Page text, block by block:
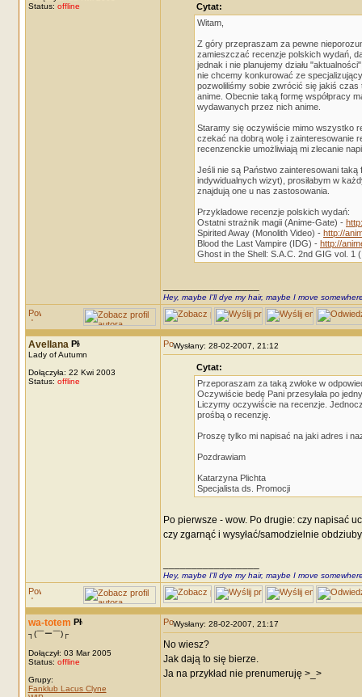
Status: offline
Cytat:
Witam,
Z góry przepraszam za pewne
zamieszczać recenzje polskich wydań,
jednak i nie planujemy działu
nie chcemy konkurować ze
pozwoliliśmy sobie zwrócić się jakiś
anime. Obecnie taką formę współpracy
wydawanych przez nich anime.
Staramy się oczywiście mimo wszystko
czekać na dobrą wolę i zainteresowanie
recenzenckie umożliwiają mi zlecanie
Jeśli nie są Państwo zainteresowani
indywidualnych wizyt), prosiłabym w
znajdują one u nas zastosowania.
Przykładowe recenzje polskich wydań:
Ostatni strażnik magii (Anime-Gate) -
Spirited Away (Monolith Video) - http://
Blood the Last Vampire (IDG) - http://
Ghost in the Shell: S.A.C. 2nd GIG vol. 1
Hey, maybe I'll dye my hair, maybe I move
Avellana
Lady of Autumn
Dołączyła: 22 Kwi 2003
Status: offline
Wysłany: 28-02-2007, 21:12
Cytat:
Przeporaszam za taką zwłoke w
Oczywiście bedę Pani przesyłała po
Liczymy oczywiście na recenzje.
prośbą o recenzję.
Proszę tylko mi napisać na jaki adres i
Pozdrawiam
Katarzyna Plichta
Specjalista ds. Promocji
Po pierwsze - wow. Po drugie: czy napisać
czy zgarnąć i wysyłać/samodzielnie
Hey, maybe I'll dye my hair, maybe I move
wa-totem
┐(￣ー￣)┌
Dołączył: 03 Mar 2005
Status: offline
Grupy:
Fanklub Lacus Clyne
Wysłany: 28-02-2007, 21:17
No wiesz?
Jak dają to się bierze.
Ja na przykład nie prenumeruję >_>